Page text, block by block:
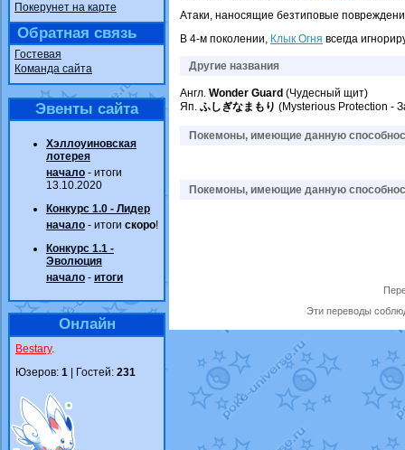
Покерунет на карте
Обратная связь
Гостевая
Команда сайта
Эвенты сайта
Хэллоуиновская
лотерея
начало - итоги
13.10.2020
Конкурс 1.0 - Лидер
начало - итоги скоро!
Конкурс 1.1 -
Эволюция
начало - итоги
Онлайн
Bestary.
Юзеров: 1 | Гостей: 231
Атаки, наносящие безтиповые
В 4-м поколении, Клык Огня всегда
Другие названия
Англ. Wonder Guard (Чудесный щит)
Яп. ふしぎなまもり (Mysterious Protection -
Покемоны, имеющие данную
Покемоны, имеющие данную
Эти переводы